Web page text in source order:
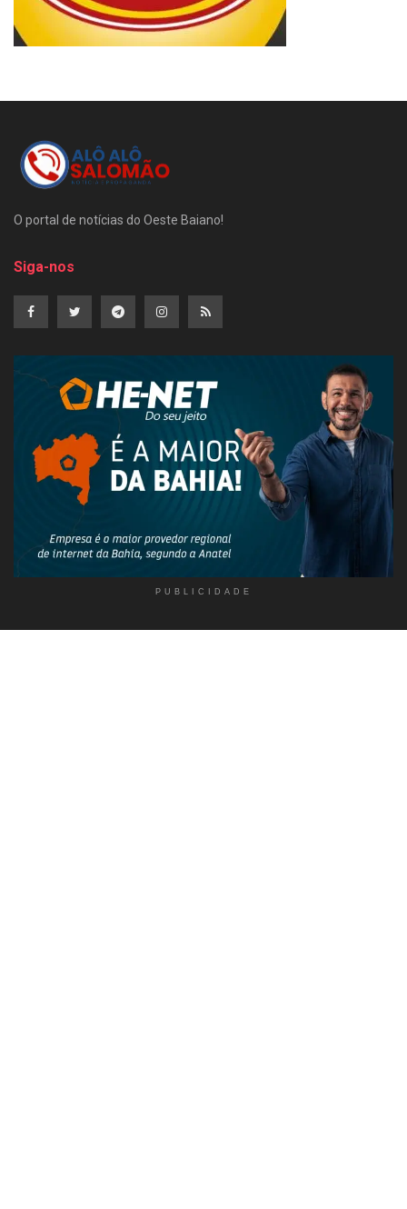
O portal de notícias do Oeste Baiano!
Siga-nos
PUBLICIDADE